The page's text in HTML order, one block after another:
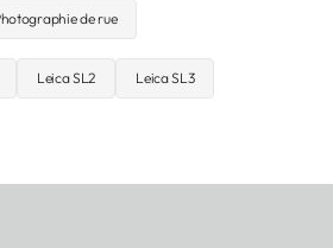
de rue
Leica SL2 Leica SL3